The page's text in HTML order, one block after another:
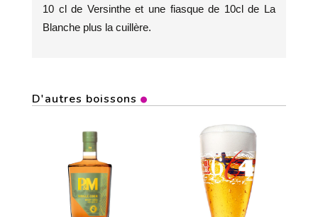
10 cl de Versinthe et une fiasque de 10cl de La
Blanche plus la cuillère.
D'autres boissons